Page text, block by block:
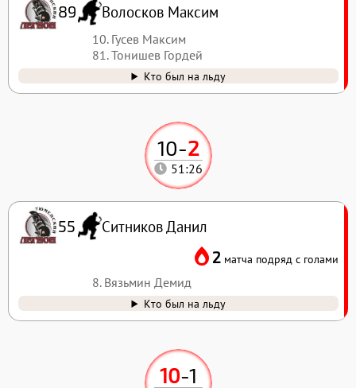
10-1
10-2
51:26
55 Ситников Данил
2 матча подряд с голами
8. Вязьмин Демид
Кто был на льду
89 Волосков Максим
10. Гусев Максим
81. Тонишев Гордей
Кто был на льду